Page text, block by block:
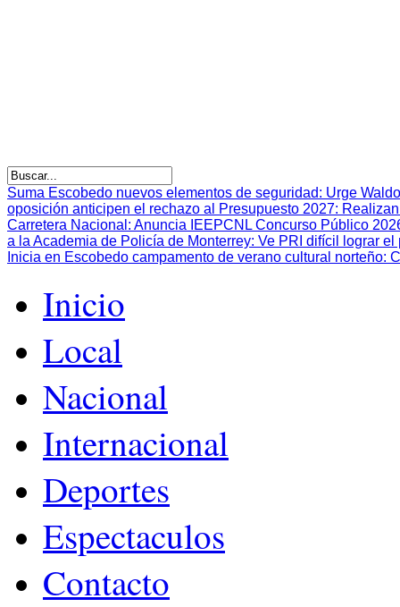
Suma Escobedo nuevos elementos de seguridad: Urge
oposición anticipen el rechazo al Presupuesto 2027:
Carretera Nacional : Anuncia IEEPCNL Concurso Público
a la Academia de Policía de Monterrey: Ve PRI difícil lograr el
Inicia en Escobedo campamento de verano cultural norteño:
Inicio
Local
Nacional
Internacional
Deportes
Espectaculos
Contacto